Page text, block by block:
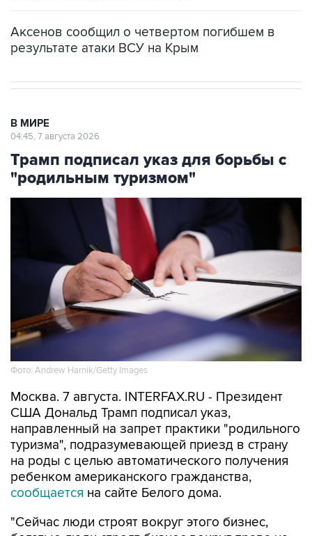
Аксенов сообщил о четвертом погибшем в
результате атаки ВСУ на Крым
В МИРЕ
04:45, 7 августа 2026
Трамп подписал указ для борьбы с
"родильным туризмом"
Фото: Andrew Harnik/Getty Images
Москва. 7 августа. INTERFAX.RU - Президент
США Дональд Трамп подписал указ,
направленный на запрет практики "родильного
туризма", подразумевающей приезд в страну
на роды с целью автоматического получения
ребенком американского гражданства,
сообщается на сайте Белого дома.
"Сейчас люди строят вокруг этого бизнес,